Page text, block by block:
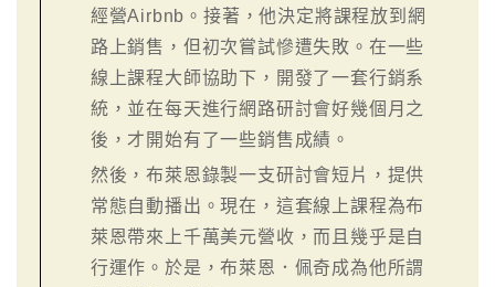
經營Airbnb。接著，他決定將課程放到網
路上銷售，但初次嘗試慘遭失敗。在一些
線上課程大師協助下，開發了一套行銷系
統，並在每天進行網路研討會好幾個月之
後，才開始有了一些銷售成績。
然後，布萊恩錄製一支研討會短片，提供
常態自動播出。現在，這套線上課程為布
萊恩帶來上千萬美元營收，而且幾乎是自
行運作。於是，布萊恩．佩奇成為他所謂